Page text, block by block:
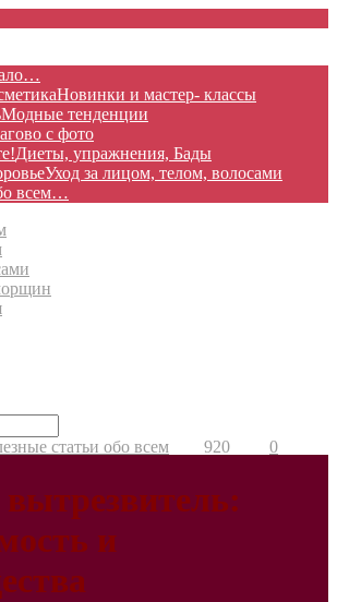
Новинки и мастер- классы
Модные тенденции
с фото
Диеты, упражнения, Бады
Уход за лицом, телом, волосами
всем…
статьи обо всем 920 0
и